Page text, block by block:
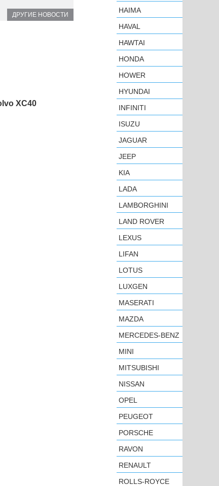
ДРУГИЕ НОВОСТИ
XC40
HAIMA
HAVAL
HAWTAI
HONDA
HOWER
HYUNDAI
INFINITI
ISUZU
JAGUAR
JEEP
KIA
LADA
LAMBORGHINI
LAND ROVER
LEXUS
LIFAN
LOTUS
LUXGEN
MASERATI
MAZDA
MERCEDES-BENZ
MINI
MITSUBISHI
NISSAN
OPEL
PEUGEOT
PORSCHE
RAVON
RENAULT
ROLLS-ROYCE